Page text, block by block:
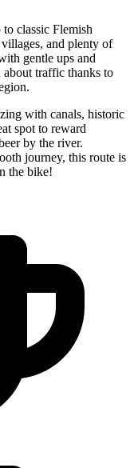
classic Flemish
and plenty of
gentle ups and
traffic thanks to
with canals, historic
spot to reward
by the river.
journey, this route is
the bike!